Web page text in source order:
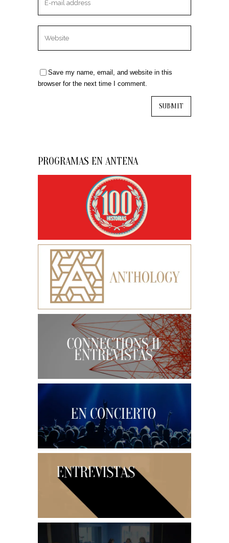
Save my name, email, and website in this
browser for the next time I comment.
PROGRAMAS EN ANTENA